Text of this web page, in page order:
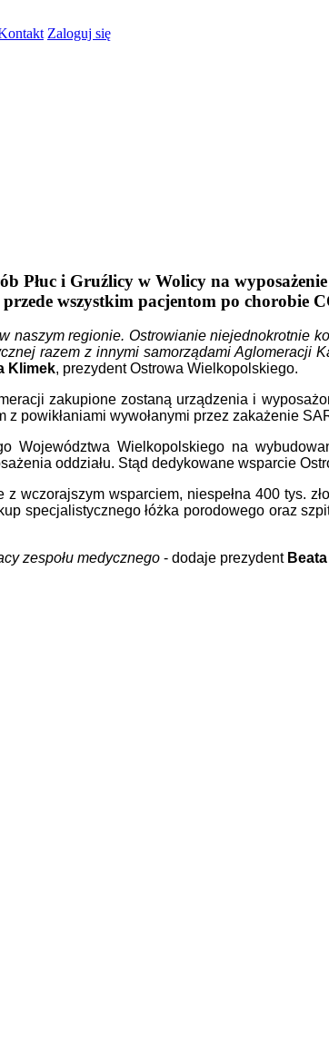
Zaloguj się
Płuc i Gruźlicy w Wolicy na
wszystkim pacjentom po chorobie
regionie. Ostrowianie niejednokrotnie
razem z innymi samorządami Aglomeracji
Klimek, prezydent Ostrowa Wielkopolskiego.
zakupione zostaną urządzenia i
z powikłaniami wywołanymi przez zakażenie
Województwa Wielkopolskiego na
oddziału. Stąd dedykowane wsparcie
wczorajszym wsparciem, niespełna 400 tys.
specjalistycznego łóżka porodowego oraz
zespołu medycznego - dodaje prezydent